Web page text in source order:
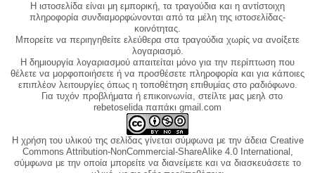
Η ιστοσελίδα είναι μη εμπορική, τα τραγούδια και η αντίστοιχη
πληροφορία συνδιαμορφώνονται από τα μέλη της ιστοσελίδας-
κοινότητας.
Μπορείτε να περιηγηθείτε ελεύθερα στα τραγούδια χωρίς να ανοίξετε
λογαριασμό.
Η δημιουργία λογαριασμού απαιτείται μόνο για την περίπτωση που
θέλετε να μορφοποιήσετε ή να προσθέσετε πληροφορία και για κάποιες
επιπλέον λειτουργίες όπως η τοποθέτηση επιθυμίας στο ραδιόφωνο.
Για τυχόν προβλήματα ή επικοινωνία, στείλτε μας μεηλ στο
rebetoselida παπάκι gmail.com
Η χρήση του υλικού της σελίδας γίνεται σύμφωνα με την άδεια Creative
Commons Attribution-NonCommercial-ShareAlike 4.0 International,
σύμφωνα με την οποία μπορείτε να διανείμετε και να διασκευάσετε το